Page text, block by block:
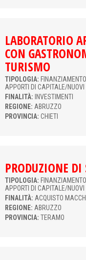
LABORATORIO
CON
TURISMO
TIPOLOGIA:
APPORTI DI CAPITALE/NUOVI
FINALITÀ: INVESTIMENTI
REGIONE: ABRUZZO
PROVINCIA: CHIETI
PRODUZIONE DI
TIPOLOGIA:
APPORTI DI CAPITALE/NUOVI
FINALITÀ: ACQUISTO
REGIONE: ABRUZZO
PROVINCIA: TERAMO